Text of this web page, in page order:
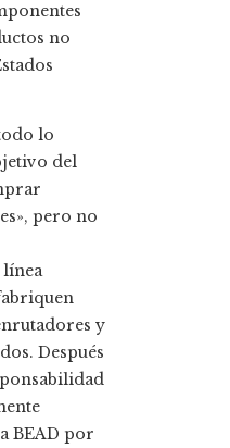
no
lo
del
pero no
línea
y
Después
BEAD por